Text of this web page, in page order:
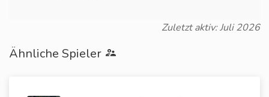
Zuletzt aktiv: Juli 2026
Ähnliche Spieler